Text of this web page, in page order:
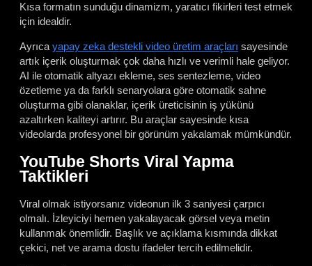
Kısa formatın sunduğu dinamizm, yaratıcı fikirleri test etmek
için idealdir.
Ayrıca yapay zeka destekli video üretim araçları sayesinde
artık içerik oluşturmak çok daha hızlı ve verimli hale geliyor.
AI ile otomatik altyazı ekleme, ses sentezleme, video
özetleme ya da farklı senaryolara göre otomatik sahne
oluşturma gibi olanaklar, içerik üreticisinin iş yükünü
azaltırken kaliteyi artırır. Bu araçlar sayesinde kısa
videolarda profesyonel bir görünüm yakalamak mümkündür.
YouTube Shorts Viral Yapma
Taktikleri
Viral olmak istiyorsanız videonun ilk 3 saniyesi çarpıcı
olmalı. İzleyiciyi hemen yakalayacak görsel veya metin
kullanmak önemlidir. Başlık ve açıklama kısmında dikkat
çekici, net ve arama dostu ifadeler tercih edilmelidir.